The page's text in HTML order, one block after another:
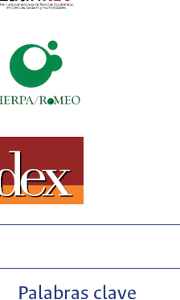
Palabras clave